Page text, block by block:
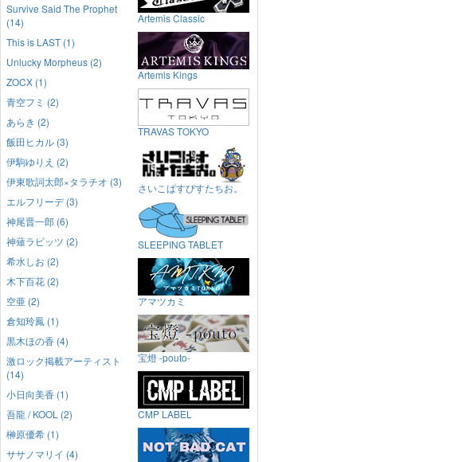
Survive Said The Prophet
(14)
This is LAST (1)
Unlucky Morpheus (2)
ZOCX (1)
青空フミ (2)
あらき (2)
飯田ヒカル (3)
伊駒ゆりえ (2)
伊東歌詞太郎×タラチオ (3)
エルフリーデ (3)
神尾晋一郎 (6)
神薙ラビッツ (2)
希水しお (2)
木下百花 (2)
空亜 (2)
倉知玲鳳 (1)
黒木ほの香 (4)
激ロック掲載アーティスト
(14)
小日向美香 (1)
吾龍 / KOOL (2)
榊原優希 (1)
ササノマリイ (4)
Artemis Classic
Artemis Kings
TRAVAS TOKYO
さいこぱすぴすたちお。
SLEEPING TABLET
アマツカミ
宝燈 -pouto-
CMP LABEL